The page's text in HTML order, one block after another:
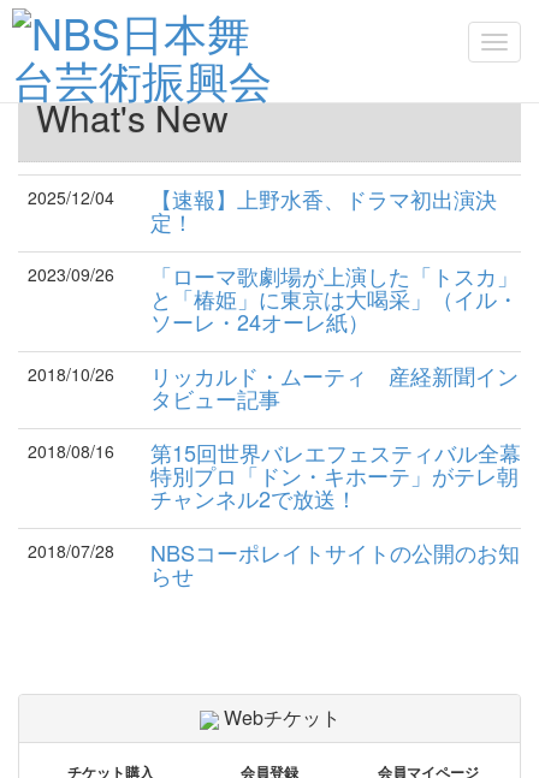
What's New
2025/12/04 【速報】上野水香、ドラマ初出演決
定！
2023/09/26 「ローマ歌劇場が上演した「トスカ」
と「椿姫」に東京は大喝采」（イル・
ソーレ・24オーレ紙）
2018/10/26 リッカルド・ムーティ 産経新聞イン
タビュー記事
2018/08/16 第15回世界バレエフェスティバル全幕
特別プロ「ドン・キホーテ」がテレ朝
チャンネル2で放送！
2018/07/28 NBSコーポレイトサイトの公開のお知
らせ
Webチケット
チケット購入 会員登録 会員マイページ